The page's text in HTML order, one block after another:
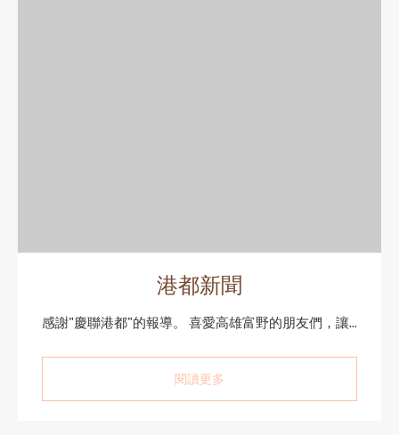
港都新聞
感謝"慶聯港都"的報導。 喜愛高雄富野的朋友們，讓...
閱讀更多